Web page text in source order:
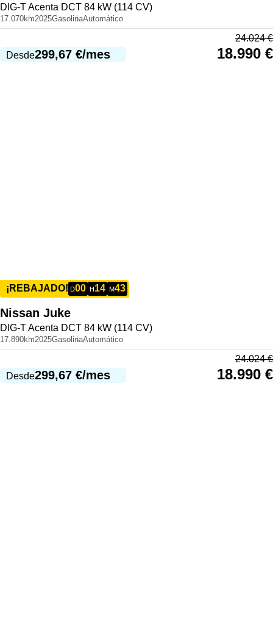
DIG-T Acenta DCT 84 kW (114 CV)
17.070km2025GasolinaAutomático
Desde299,67 €/mes
24.024€
18.990 €
¡REBAJADO! D00 H14 M43
Nissan Juke
DIG-T Acenta DCT 84 kW (114 CV)
17.890km2025GasolinaAutomático
Desde299,67 €/mes
24.024€
18.990 €